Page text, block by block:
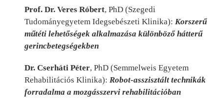
Prof. Dr. Veres Róbert, PhD (Szegedi
Tudományegyetem Idegsebészeti Klinika): Korszerű
műtéti lehetőségek alkalmazása különböző hátterű
gerincbetegségekben
Dr. Cserháti Péter, PhD (Semmelweis Egyetem
Rehabilitációs Klinika): Robot-asszisztált technikák
forradalma a mozgásszervi rehabilitációban